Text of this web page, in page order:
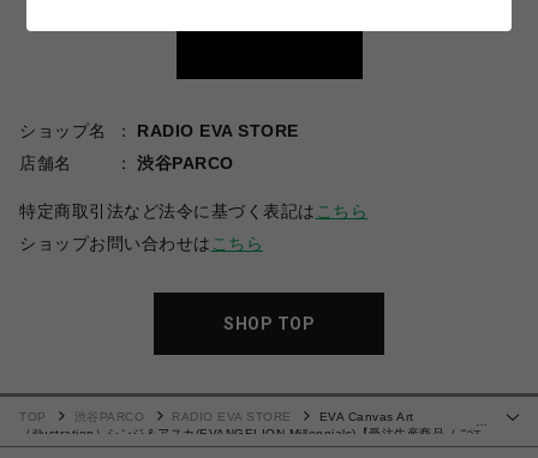
ショップ名
RADIO EVA STORE
店舗名
渋谷PARCO
特定商取引法など法令に基づく表記は こちら
ショップお問い合わせは こちら
SHOP TOP
TOP 渋谷PARCO RADIO EVA STORE
EVA Canvas Art
（illustration）シンジ＆アスカ(EVANGELION Millennials)【受注生産商品（ご注
文から30～50日でお届け）】